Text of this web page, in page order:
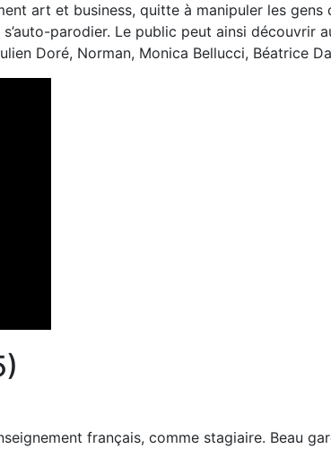
art et business, quitte à manipuler les
parodier. Le public peut ainsi découvrir
Doré, Norman, Monica Bellucci, Béatrice
français, comme stagiaire. Beau